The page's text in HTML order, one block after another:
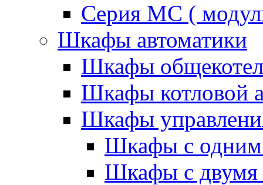
Серия MC (
Шкафы автоматики
Шкафы
Шкафы котловой
Шкафы
Шкафы с одним
Шкафы с двумя